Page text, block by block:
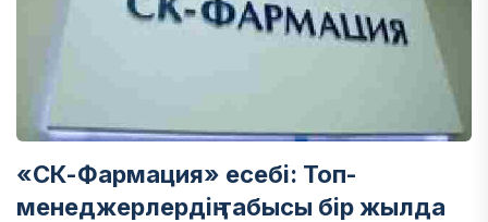
«СК-Фармация» есебі: Топ-
менеджерлердің табысы бір жылда